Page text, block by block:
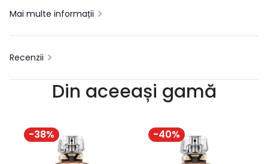
Mai multe informații
Recenzii
Din aceeași gamă
-38% -40%